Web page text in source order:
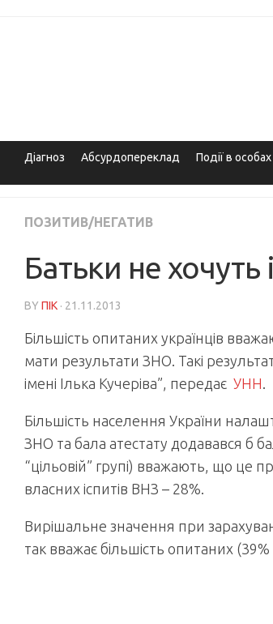
Діагноз Абсурдопереклад Події в особах
ПОЗИТИВ/НЕГАТИВ
Батьки не
BY ПІК · 21.11.2013
Більшість опитаних українців
мати результати ЗНО. Такі
імені Ілька Кучеріва”, передає УНН.
Більшість населення України
ЗНО та бала атестату додавався б
“цільовій” групі) вважають, що це
власних іспитів ВНЗ – 28%.
Вирішальне значення при
так вважає більшість опитаних (39%